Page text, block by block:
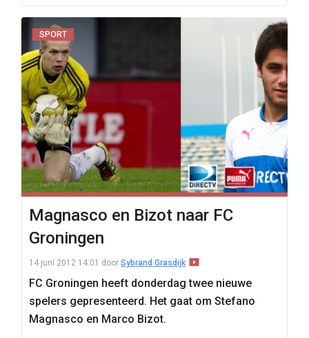
SPORT
Magnasco en Bizot naar FC
Groningen
14 juni 2012 14:01 door Sybrand Grasdijk
FC Groningen heeft donderdag twee nieuwe
spelers gepresenteerd. Het gaat om Stefano
Magnasco en Marco Bizot.